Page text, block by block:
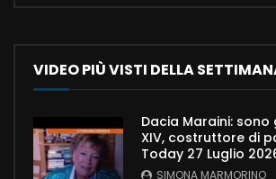
VIDEO PIÙ VISTI DELLA
Dacia Maraini:
XIV, costruttore di
Today 27 Luglio
SIMONA MARMORINO